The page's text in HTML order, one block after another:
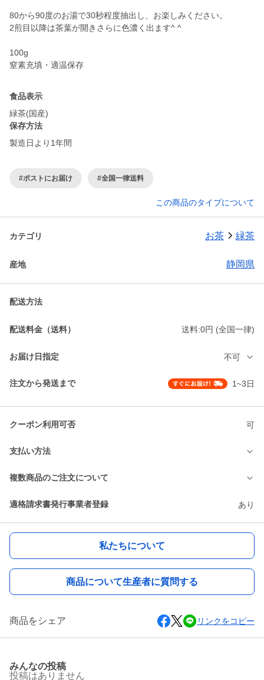
80から90度のお湯で30秒程度抽出し、お楽しみください。
2煎目以降は茶葉が開きさらに色濃く出ます^ ^
100g
窒素充填・適温保存
食品表示
緑茶(国産)
保存方法
製造日より1年間
#ポストにお届け #全国一律送料
この商品のタイプについて
カテゴリ お茶 緑茶
産地 静岡県
配送方法
配送料金（送料） 送料:0円 (全国一律)
お届け日指定 不可
注文から発送まで 1~3日
クーポン利用可否 可
支払い方法
複数商品のご注文について
適格請求書発行事業者登録 あり
私たちについて
商品について生産者に質問する
商品をシェア リンクをコピー
みんなの投稿
投稿はありません